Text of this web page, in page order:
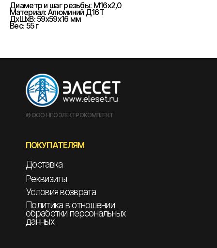
Диаметр и шаг резьбы: М16х2,0
Материал: Алюминий Д16Т
ДxШxВ: 59x59x16 мм
Вес: 55 г
© ООО НПО ЭЛЕКТРОКОМПЛЕКТ
ПОКУПАТЕЛЯМ
Доставка
Реквизиты
Условия возврата
Политика в отношении
обработки персональных
данных